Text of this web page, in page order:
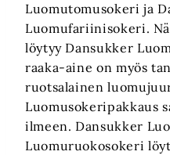
Luomutomusokeri ja
Luomufariinisokeri.
löytyy Dansukker
raaka-aine on myös
ruotsalainen
Luomusokeripakkaus
ilmeen. Dansukker
Luomuruokosokeri